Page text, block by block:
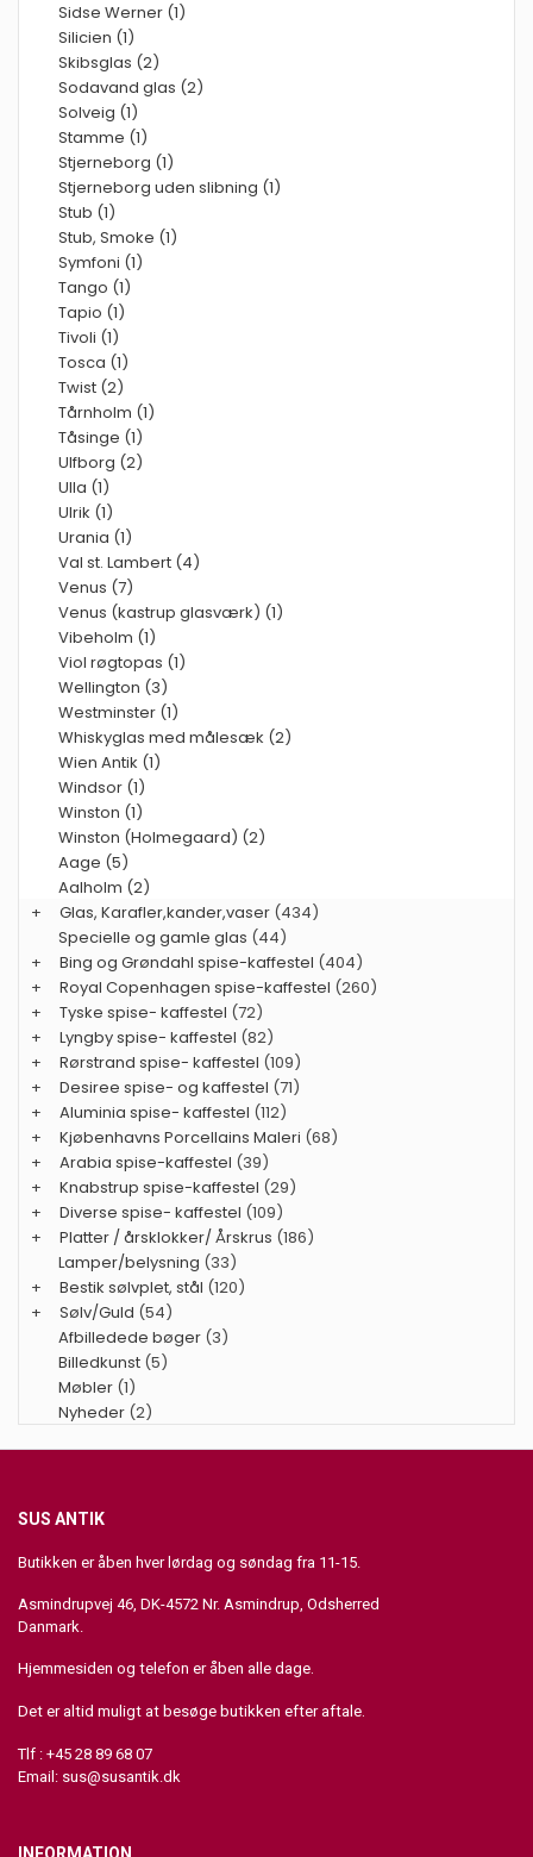
Sidse Werner (1)
Silicien (1)
Skibsglas (2)
Sodavand glas (2)
Solveig (1)
Stamme (1)
Stjerneborg (1)
Stjerneborg uden slibning (1)
Stub (1)
Stub, Smoke (1)
Symfoni (1)
Tango (1)
Tapio (1)
Tivoli (1)
Tosca (1)
Twist (2)
Tårnholm (1)
Tåsinge (1)
Ulfborg (2)
Ulla (1)
Ulrik (1)
Urania (1)
Val st. Lambert (4)
Venus (7)
Venus (kastrup glasværk) (1)
Vibeholm (1)
Viol røgtopas (1)
Wellington (3)
Westminster (1)
Whiskyglas med målesæk (2)
Wien Antik (1)
Windsor (1)
Winston (1)
Winston (Holmegaard) (2)
Aage (5)
Aalholm (2)
+
Glas, Karafler,kander,vaser (434)
Specielle og gamle glas (44)
+
Bing og Grøndahl spise-kaffestel (404)
+
Royal Copenhagen spise-kaffestel (260)
+
Tyske spise- kaffestel (72)
+
Lyngby spise- kaffestel (82)
+
Rørstrand spise- kaffestel (109)
+
Desiree spise- og kaffestel (71)
+
Aluminia spise- kaffestel (112)
+
Kjøbenhavns Porcellains Maleri (68)
+
Arabia spise-kaffestel (39)
+
Knabstrup spise-kaffestel (29)
+
Diverse spise- kaffestel (109)
+
Platter / årsklokker/ Årskrus (186)
Lamper/belysning (33)
+
Bestik sølvplet, stål (120)
+
Sølv/Guld (54)
Afbilledede bøger (3)
Billedkunst (5)
Møbler (1)
Nyheder (2)
SUS ANTIK
Butikken er åben hver lørdag og søndag fra 11-15.
Asmindrupvej 46, DK-4572 Nr. Asmindrup, Odsherred
Danmark.
Hjemmesiden og telefon er åben alle dage.
Det er altid muligt at besøge butikken efter aftale.
Tlf : +45 28 89 68 07
Email: sus@susantik.dk